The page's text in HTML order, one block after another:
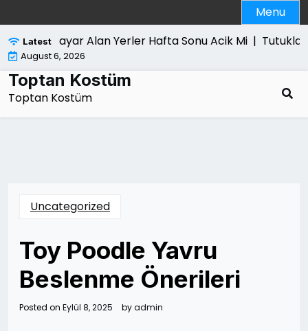
to
content
Menu
Latest
Bilgisayar Alan Yerler Hafta Sonu Acik Mi |
August 6, 2026
Toptan Kostüm
Toptan Kostüm
Uncategorized
Toy Poodle Yavru
Beslenme Önerileri
Posted on Eylül 8, 2025 byadmin